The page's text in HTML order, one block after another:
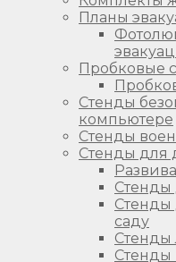
Планы
Пробковые
Стенды
компьютере
Стенды
Стенды для
Стенды
Стенды
саду
Стенды
Стенды